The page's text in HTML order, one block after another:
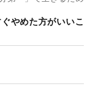
やめた方がいいこ